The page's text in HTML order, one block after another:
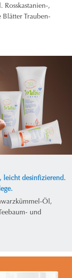
,
Trauben-
leicht desinfizierend.
Öl,
und